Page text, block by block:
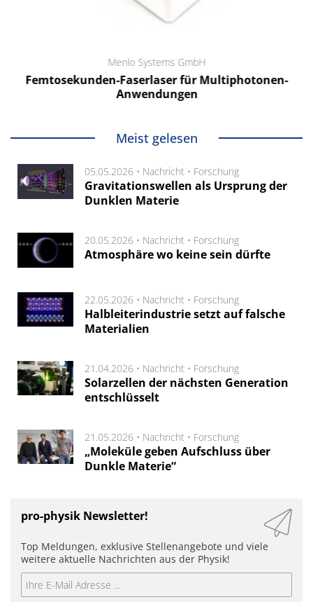
Menlo Systems GmbH
Femtosekunden-Faserlaser für Multiphotonen-
Anwendungen
Meist gelesen
05.05.2026 • Nachricht • Forschung
Gravitationswellen als Ursprung der
Dunklen Materie
20.05.2026 • Nachricht • Forschung
Atmosphäre wo keine sein dürfte
22.05.2026 • Nachricht • Forschung
Halbleiterindustrie setzt auf falsche
Materialien
21.04.2026 • Nachricht • Forschung
Solarzellen der nächsten Generation
entschlüsselt
21.05.2026 • Nachricht • Forschung
„Moleküle geben Aufschluss über
Dunkle Materie“
pro-physik Newsletter!
Top Meldungen, exklusive Stellenangebote und viele
weitere aktuelle Nachrichten aus der Physik!